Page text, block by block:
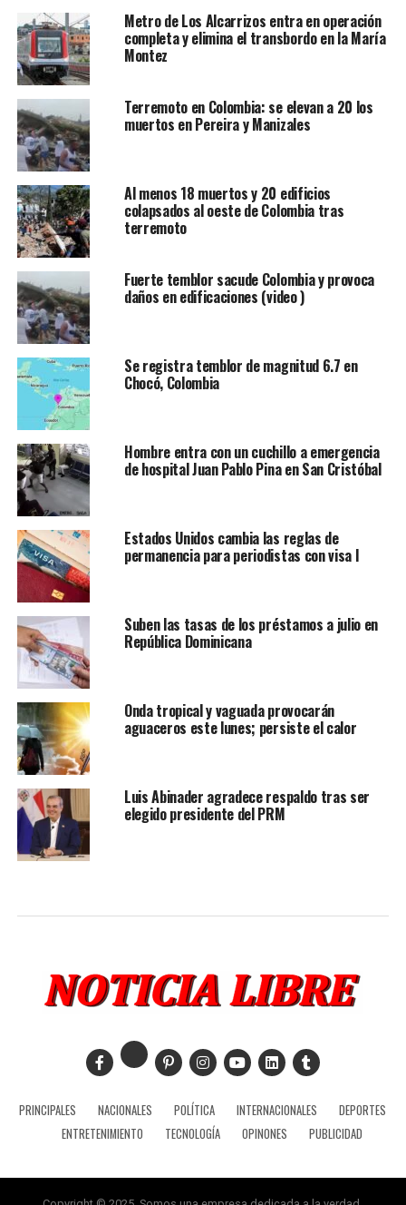
Metro de Los Alcarrizos entra en operación
completa y elimina el transbordo en la María
Montez
Terremoto en Colombia: se elevan a 20 los
muertos en Pereira y Manizales
Al menos 18 muertos y 20 edificios
colapsados al oeste de Colombia tras
terremoto
Fuerte temblor sacude Colombia y provoca
daños en edificaciones (video )
Se registra temblor de magnitud 6.7 en
Chocó, Colombia
Hombre entra con un cuchillo a emergencia
de hospital Juan Pablo Pina en San Cristóbal
Estados Unidos cambia las reglas de
permanencia para periodistas con visa I
Suben las tasas de los préstamos a julio en
República Dominicana
Onda tropical y vaguada provocarán
aguaceros este lunes; persiste el calor
Luis Abinader agradece respaldo tras ser
elegido presidente del PRM
PRINCIPALES NACIONALES POLÍTICA INTERNACIONALES
DEPORTES
ENTRETENIMIENTO
TECNOLOGÍA OPINONES PUBLICIDAD